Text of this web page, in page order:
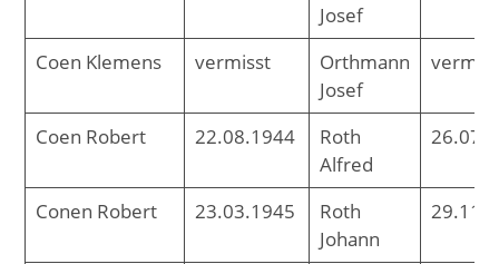
Josef
Coen Klemens vermisst
Orthmann
Josef
Coen Robert 22.08.1944
Roth
Alfred
Conen Robert 23.03.1945
Roth
Johann